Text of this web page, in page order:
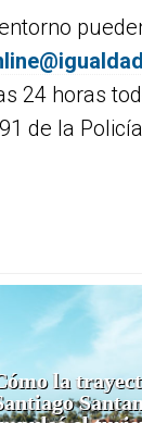
24 horas
de la
la